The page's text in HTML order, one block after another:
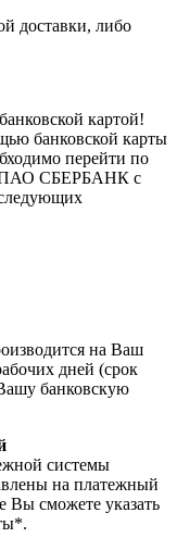
доставки, либо
картой!
банковской карты
перейти по
ПАО СБЕРБАНК с
на Ваш
дней (срок
банковскую
системы
на платежный
сможете указать